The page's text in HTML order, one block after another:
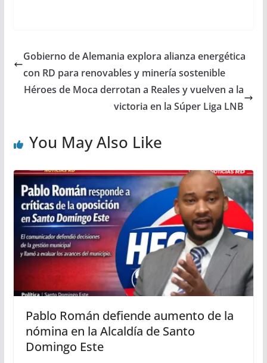
Gobierno de Alemania explora alianza energética
con RD para renovables y minería sostenible
Héroes de Moca derrotan a Reales y vuelven a la
victoria en la Súper Liga LNB
You May Also Like
Pablo Román defiende aumento de la
nómina en la Alcaldía de Santo
Domingo Este